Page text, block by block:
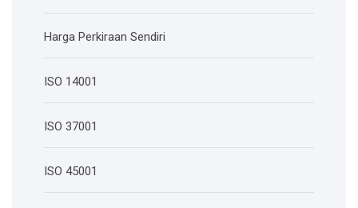
Harga Perkiraan Sendiri
ISO 14001
ISO 37001
ISO 45001